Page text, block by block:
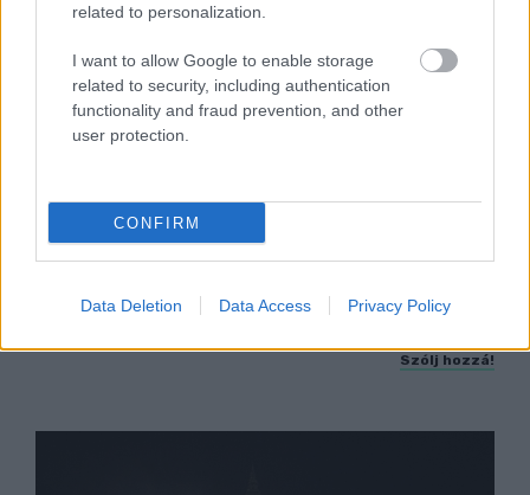
related to personalization.
I want to allow Google to enable storage
related to security, including authentication
functionality and fraud prevention, and other
user protection.
CONFIRM
Data Deletion Data Access Privacy Policy
GYŐRSZENTIVÁNI KÖR TÉR FELÚJÍTÁSÁNAK
TERVEIT
Augusztus 6-án a beruházás ütemezéséről és az új
érdeklődőket.
Szólj hozzá!